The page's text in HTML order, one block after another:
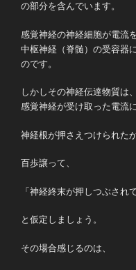
の部分を含んでいます。
感覚神経の神経細胞が電流
中枢神経（脊髄）の受容器
のです。
しかしその神経伝達物質は、
感覚神経が受け取った電流
神経根が押さえつけられた
百歩譲って、
「神経終末が押しつぶされ
と仮定しましょう。
その場合感じるのは、